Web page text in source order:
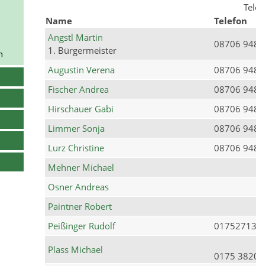
Name
Telefon
Angstl Martin
1. Bürgermeister
08706
Augustin Verena 08706
Fischer Andrea
08706
Hirschauer Gabi
08706
Limmer Sonja
08706
Lurz Christine
08706
Mehner Michael
Osner Andreas
Paintner Robert
Peißinger Rudolf
Plass Michael
0175